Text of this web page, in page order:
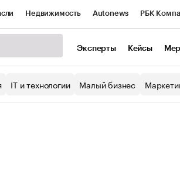
Недвижимость Autonews РБК
Эксперты Кейсы
IT и технологии Малый бизнес